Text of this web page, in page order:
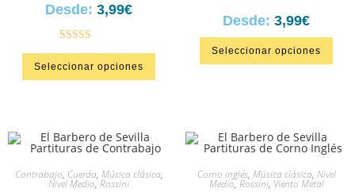
Desde: 3,99€
Valorado en
5.00de 5
Seleccionar opciones
Desde: 3,99€
Seleccionar opciones
Contrabajo, Cuerda, Música clásica,
Nivel Medio,Rossini
Corno inglés, Música clásica, Nivel
Medio,Rossini, Viento Metal